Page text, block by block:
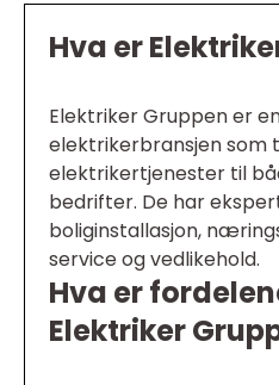
Hva er
Elektriker Gruppen er
elektrikerbransjen som
elektrikertjenester til
bedrifter. De har
boliginstallasjon,
service og vedlikehold.
Hva er
Elektriker